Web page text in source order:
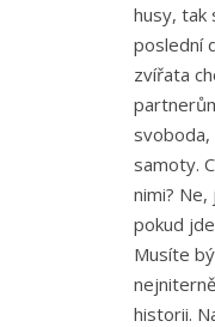
husy, tak
poslední
zvířata
samoty.
nimi?
pokud
Musíte
historii.